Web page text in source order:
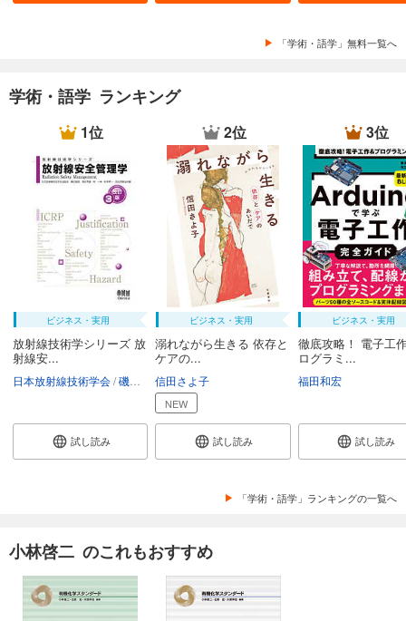
「学術・語学」無料一覧へ
学術・語学 ランキング
1位
ビジネス・実用
放射線技術学シリーズ 放
射線安...
日本放射線技術学会 磯辺智範 清水秀雄 鈴木昇一 西谷源展
試し読み
2位
ビジネス・実用
溺れながら生きる 依存と
ケアの...
信田さよ子
NEW
試し読み
3位
ビジネス・実用
徹底攻略！ 電子工
ログラミ...
福田和宏
試し読み
「学術・語学」ランキングの一覧へ
小林啓二 のこれもおすすめ